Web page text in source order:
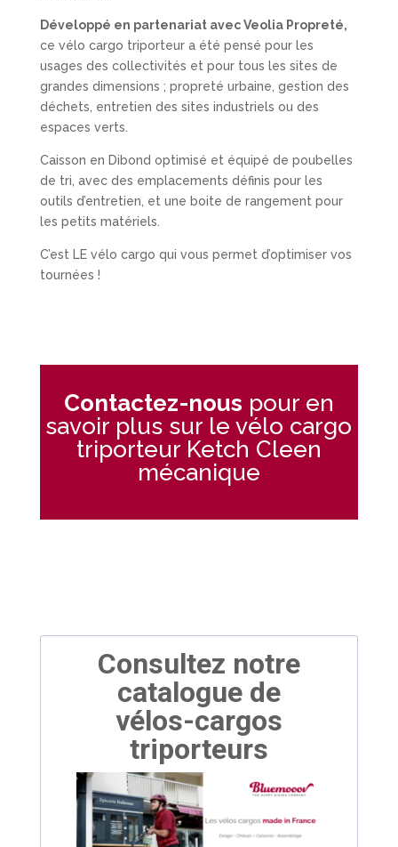
Développé en partenariat avec Veolia Propreté,
ce vélo cargo triporteur a été pensé pour les
usages des collectivités et pour tous les sites de
grandes dimensions ; propreté urbaine, gestion des
déchets, entretien des sites industriels ou des
espaces verts.
Caisson en Dibond optimisé et équipé de poubelles
de tri, avec des emplacements définis pour les
outils d’entretien, et une boite de rangement pour
les petits matériels.
C’est LE vélo cargo qui vous permet d’optimiser vos
tournées !
Contactez-nous pour en
savoir plus sur le vélo cargo
triporteur Ketch Cleen
mécanique
Consultez notre
catalogue de
vélos-cargos
triporteurs